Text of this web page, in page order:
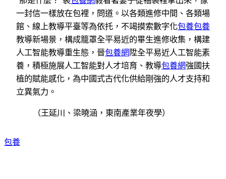
一封信一樣放在包裡，問道。以各類進修中間、各類場
館、線上教導平臺等為依托，不竭摸索數字化包養包養
教導新場景，構成籠罩全平易近的畢生進修收集，構建
人工智能教導重生態，晉包養網陞全平易近人工智能素
養，積極施展人工智能對人才培育、教導包養網強國扶
植的賦能感化，為中國式古代化供給剛強的人才支持和
立異氣力。
（王延川、梁曉涵， 東南產業年夜學）
包養